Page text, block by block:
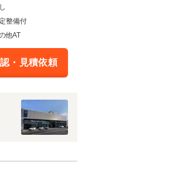
整備付
他AT
・見積依頼